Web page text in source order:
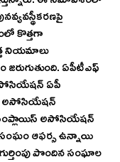
కొత్తగా
నియమాలు
జరుగుతుంది. ఏపీటీఎఫ్
ఏపీ
అసోసియేషన్
అసోసియేషన్
ఆఫర్స ఉన్నాయి